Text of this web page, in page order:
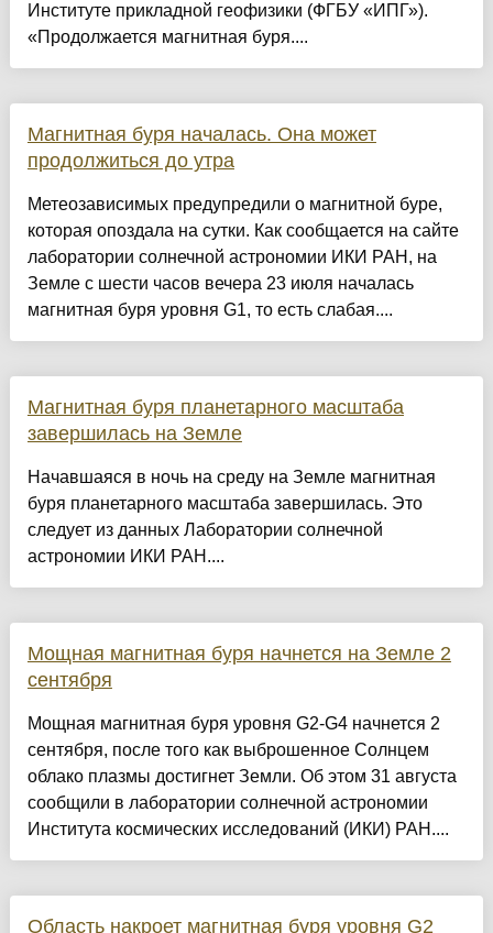
Институте прикладной геофизики (ФГБУ «ИПГ»).
«Продолжается магнитная буря....
Магнитная буря началась. Она может
продолжиться до утра
Метеозависимых предупредили о магнитной буре,
которая опоздала на сутки. Как сообщается на сайте
лаборатории солнечной астрономии ИКИ РАН, на
Земле с шести часов вечера 23 июля началась
магнитная буря уровня G1, то есть слабая....
Магнитная буря планетарного масштаба
завершилась на Земле
Начавшаяся в ночь на среду на Земле магнитная
буря планетарного масштаба завершилась. Это
следует из данных Лаборатории солнечной
астрономии ИКИ РАН....
Мощная магнитная буря начнется на Земле 2
сентября
Мощная магнитная буря уровня G2-G4 начнется 2
сентября, после того как выброшенное Солнцем
облако плазмы достигнет Земли. Об этом 31 августа
сообщили в лаборатории солнечной астрономии
Института космических исследований (ИКИ) РАН....
Область накроет магнитная буря уровня G2